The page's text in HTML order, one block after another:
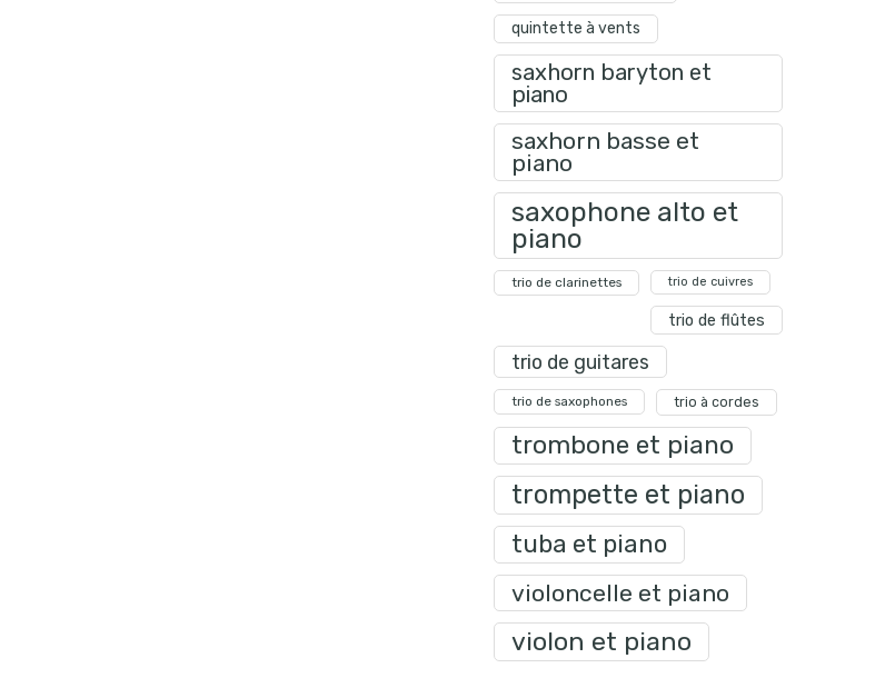
quintette à vents
saxhorn baryton et
piano
saxhorn basse et
piano
saxophone alto et
piano
trio de clarinettes trio de cuivres
trio de flûtes
trio de guitares
trio de saxophones trio à cordes
trombone et piano
trompette et piano
tuba et piano
violoncelle et piano
violon et piano